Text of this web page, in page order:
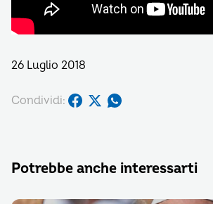
26 Luglio 2018
Condividi:
Potrebbe anche interessarti